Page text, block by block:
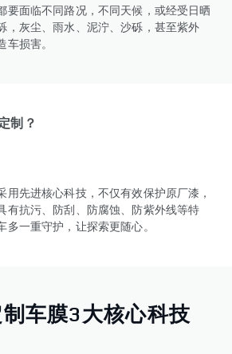
要面临不同路况，不同天候，或经受日晒
，灰尘、雨水、泥泞、沙砾，甚至紫外
损害。
制？
用先进核心科技，不仅有效保护原厂漆，
有抗污、防刮、防腐蚀、防紫外线等特
一重守护，让探索更随心。
车膜3大核心科技